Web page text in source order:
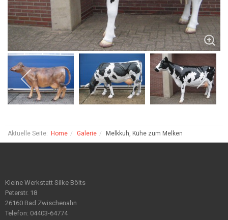
Aktuelle Seite: Home Galerie Melkkuh, Kühe zum Melken
Kleine Werkstatt Silke Bölts
Peterstr. 18
26160 Bad Zwischenahn
Telefon: 04403-64774